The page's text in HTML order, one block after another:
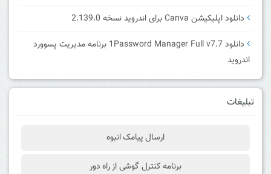
دانلود اپلیکیشن Canva برای اندروید نسخه 2.139.0
دانلود 1Password Manager Full v7.7 برنامه مدیریت پسوورد
اندروید
تبلیغات
ارسال پیامک انبوه
برنامه کنترل گوشی از راه دور